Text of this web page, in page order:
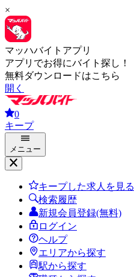
×
マッハバイトアプリ
アプリでお得にバイト探し！
無料ダウンロードはこちら
開く
0
キープ
メニュー
キープした求人を見る
検索履歴
新規会員登録(無料)
ログイン
ヘルプ
エリアから探す
駅から探す